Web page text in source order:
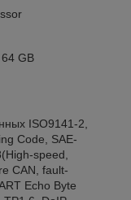
GB
ISO9141-2,
Code, SAE-
speed,
CAN, fault-
Echo Byte